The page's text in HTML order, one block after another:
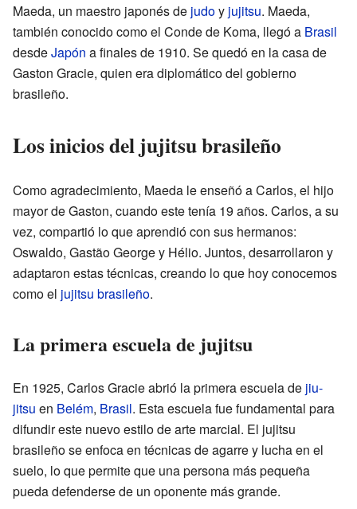
Maeda, un maestro japonés de judoy jujitsu. Maeda,
también conocido como el Conde de Koma, llegó a Brasil
desdeJapón a finales de 1910. Se quedó en la casa de
Gaston Gracie, quien era diplomático del gobierno
brasileño.
Los inicios del jujitsu brasileño
Como agradecimiento, Maeda le enseñó a Carlos, el hijo
mayor de Gaston, cuando este tenía 19 años. Carlos, a su
vez, compartió lo que aprendió con sus hermanos:
Oswaldo, Gastão George y Hélio. Juntos, desarrollaron y
adaptaron estas técnicas, creando lo que hoy conocemos
como el jujitsu brasileño.
La primera escuela de jujitsu
En 1925, Carlos Gracie abrió la primera escuela de jiu-
jitsu en Belém, Brasil. Esta escuela fue fundamental para
difundir este nuevo estilo de arte marcial. El jujitsu
brasileño se enfoca en técnicas de agarre y lucha en el
suelo, lo que permite que una persona más pequeña
pueda defenderse de un oponente más grande.